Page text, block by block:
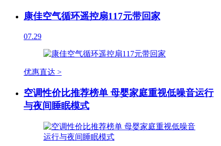
康佳空气循环遥控扇117元带回家
07.29
优惠直达 >
空调性价比推荐榜单 母婴家庭重视低噪音运行
与夜间睡眠模式